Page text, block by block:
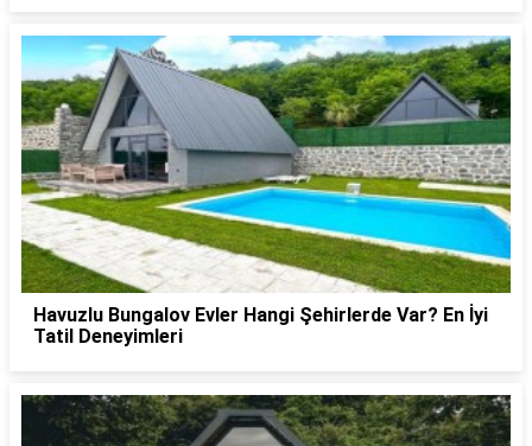
Havuzlu Bungalov Evler Hangi Şehirlerde Var? En İyi
Tatil Deneyimleri